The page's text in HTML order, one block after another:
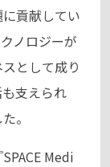
貢献してい
ノロジーが
として成り
支えられ
。
Medi